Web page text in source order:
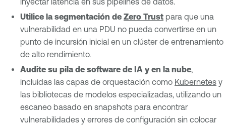
Utilice la segmentación de Zero Trust para que una
vulnerabilidad en una PDU no pueda convertirse en un
punto de incursión inicial en un clúster de entrenamiento
de alto rendimiento.
Audite su pila de software de IA y en la nube
incluidas las capas de orquestación como Kubernetes y
las bibliotecas de modelos especializadas, utilizando un
escaneo basado en snapshots para encontrar
vulnerabilidades y errores de configuración sin colocar